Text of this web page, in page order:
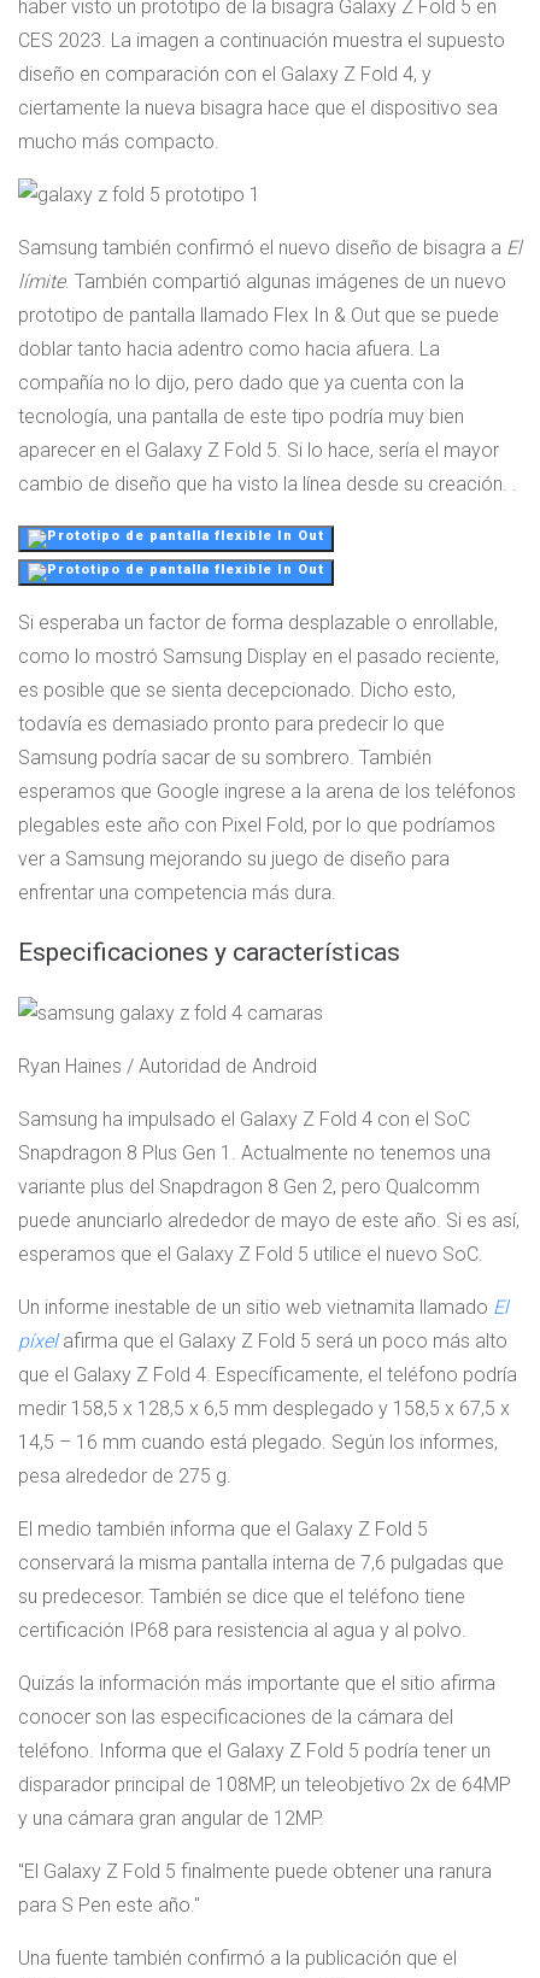
haber visto un prototipo de la bisagra Galaxy Z Fold 5 en
CES 2023. La imagen a continuación muestra el supuesto
diseño en comparación con el Galaxy Z Fold 4, y
ciertamente la nueva bisagra hace que el dispositivo sea
mucho más compacto.
Samsung también confirmó el nuevo diseño de bisagra a El
límite. También compartió algunas imágenes de un nuevo
prototipo de pantalla llamado Flex In & Out que se puede
doblar tanto hacia adentro como hacia afuera. La
compañía no lo dijo, pero dado que ya cuenta con la
tecnología, una pantalla de este tipo podría muy bien
aparecer en el Galaxy Z Fold 5. Si lo hace, sería el mayor
cambio de diseño que ha visto la línea desde su creación. .
Si esperaba un factor de forma desplazable o enrollable,
como lo mostró Samsung Display en el pasado reciente,
es posible que se sienta decepcionado. Dicho esto,
todavía es demasiado pronto para predecir lo que
Samsung podría sacar de su sombrero. También
esperamos que Google ingrese a la arena de los teléfonos
plegables este año con Pixel Fold, por lo que podríamos
ver a Samsung mejorando su juego de diseño para
enfrentar una competencia más dura.
Especificaciones y características
Ryan Haines / Autoridad de Android
Samsung ha impulsado el Galaxy Z Fold 4 con el SoC
Snapdragon 8 Plus Gen 1. Actualmente no tenemos una
variante plus del Snapdragon 8 Gen 2, pero Qualcomm
puede anunciarlo alrededor de mayo de este año. Si es así,
esperamos que el Galaxy Z Fold 5 utilice el nuevo SoC.
Un informe inestable de un sitio web vietnamita llamado El
píxelafirma que el Galaxy Z Fold 5 será un poco más alto
que el Galaxy Z Fold 4. Específicamente, el teléfono podría
medir 158,5 x 128,5 x 6,5 mm desplegado y 158,5 x 67,5 x
14,5 – 16 mm cuando está plegado. Según los informes,
pesa alrededor de 275 g.
El medio también informa que el Galaxy Z Fold 5
conservará la misma pantalla interna de 7,6 pulgadas que
su predecesor. También se dice que el teléfono tiene
certificación IP68 para resistencia al agua y al polvo.
Quizás la información más importante que el sitio afirma
conocer son las especificaciones de la cámara del
teléfono. Informa que el Galaxy Z Fold 5 podría tener un
disparador principal de 108MP, un teleobjetivo 2x de 64MP
y una cámara gran angular de 12MP.
El Galaxy Z Fold 5 finalmente puede obtener una ranura
para S Pen este año.
Una fuente también confirmó a la publicación que el